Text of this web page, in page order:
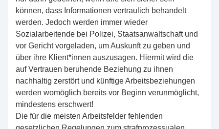
können, dass Informationen vertraulich behandelt
werden. Jedoch werden immer wieder
Sozialarbeitende bei Polizei, Staatsanwaltschaft und
vor Gericht vorgeladen, um Auskunft zu geben und
über ihre Klient*innen auszusagen. Hiermit wird die
auf Vertrauen beruhende Beziehung zu ihnen
nachhaltig zerstört und künftige Arbeitsbeziehungen
werden womöglich bereits vor Beginn verunmöglicht,
mindestens erschwert!
Die für die meisten Arbeitsfelder fehlenden